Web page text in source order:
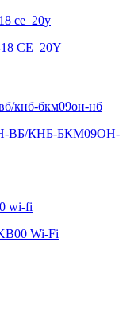
CE_20Y
ВБ/КНБ-БКМ09ОН-
Wi-Fi